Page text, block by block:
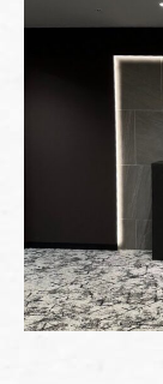
" alt="" />